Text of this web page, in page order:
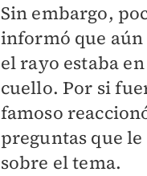
Sin embargo,
informó que
el rayo estaba
cuello. Por si
famoso
preguntas que
sobre el tema.